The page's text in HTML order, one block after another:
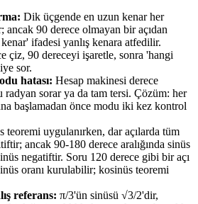
Dik üçgende en uzun kenar her
ancak 90 derece olmayan bir açıdan
kenar' ifadesi yanlış kenara atfedilir.
çiz, 90 dereceyi işaretle, sonra 'hangi
sor.
hatası: Hesap makinesi derece
radyan sorar ya da tam tersi. Çözüm: her
başlamadan önce modu iki kez kontrol
teoremi uygulanırken, dar açılarda tüm
ancak 90-180 derece aralığında sinüs
negatiftir. Soru 120 derece gibi bir açı
oranı kurulabilir; kosinüs teoremi
referans: π/3'ün sinüsü √3/2'dir,